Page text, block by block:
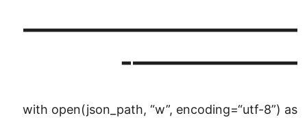
——————————
——————-
with open(json_path, “w”, encoding=“utf-8”) as